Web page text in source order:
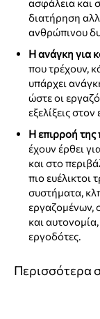
ασφάλεια και
διατήρηση
ανθρώπινου
Η ανάγκη για
που τρέχουν,
υπάρχει
ώστε οι
εξελίξεις
Η επιρροή της
έχουν έρθει
και στο
πιο ευέλικτοι
συστήματα,
εργαζομένων,
και
εργοδότες.
Περισσότερα